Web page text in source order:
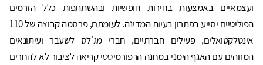
ועצמאיים באמצעות בחירות חופשיות ובהשתתפות כלל הזרמים
הפוליטיים יסייע בפתרון בעיות המדינה. לעומתם, פרסמה קבוצה של 110
אינטלקטואלים, פעילים חברתיים, חברי מג'לס לשעבר ועיתונאים
המזוהים עם האגף הימני במחנה הרפורמיסטי קריאה לציבור לא להחרים